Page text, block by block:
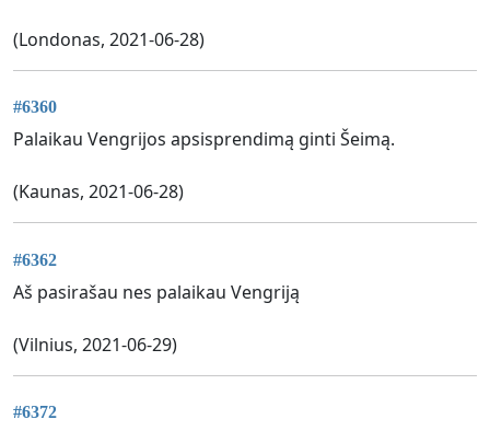
(Londonas, 2021-06-28)
#6360
Palaikau Vengrijos apsisprendimą ginti Šeimą.
(Kaunas, 2021-06-28)
#6362
Aš pasirašau nes palaikau Vengriją
(Vilnius, 2021-06-29)
#6372